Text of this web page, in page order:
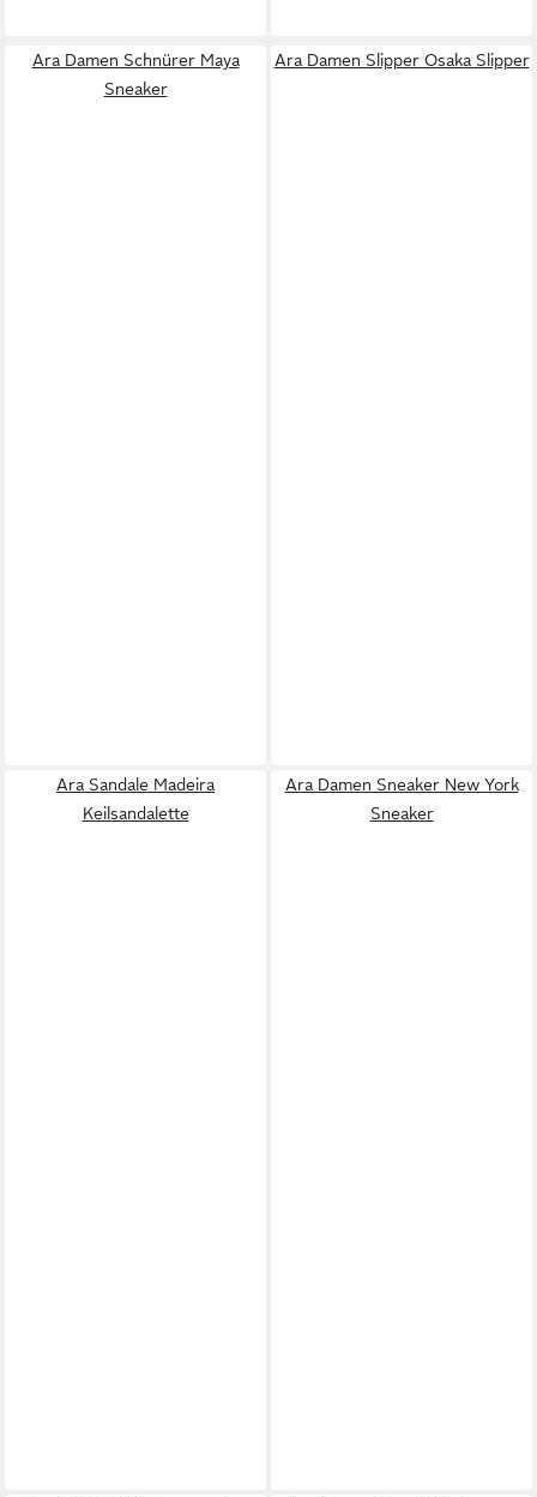
Ara Damen Schnürer Maya
Sneaker
Ara Damen Slipper Osaka Slipper
Ara Sandale Madeira
Keilsandalette
Ara Damen Sneaker New York
Sneaker